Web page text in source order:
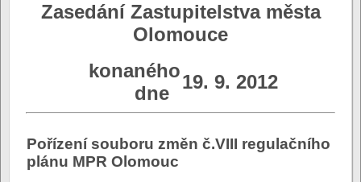
Zasedání Zastupitelstva města
Olomouce
konaného
dne
19. 9. 2012
Pořízení souboru změn č.VIII regulačního
plánu MPR Olomouc